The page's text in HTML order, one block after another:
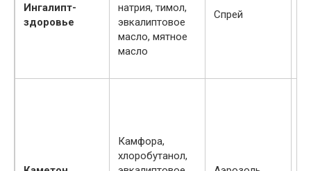
Ингалипт-
здоровье
натрия, тимол,
эвкалиптовое
масло, мятное
масло
Спрей
Камфора,
хлоробутанол,